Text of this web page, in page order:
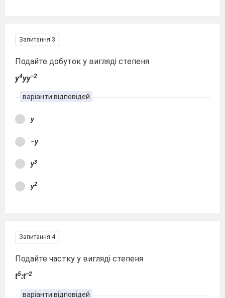
Запитання 3
Подайте добуток у вигляді степеня
y4yy−2
варіанти відповідей
y
−y
y3
y2
Запитання 4
Подайте частку у вигляді степеня
t5:t−2
варіанти відповідей